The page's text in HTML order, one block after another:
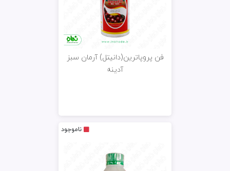
فن پروپاترین(دانیتل) آرمان سبز
آدینه
ناموجود